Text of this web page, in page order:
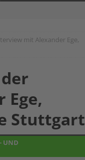
mit Alexander Ege,
Ege,
Stuttgart
UND